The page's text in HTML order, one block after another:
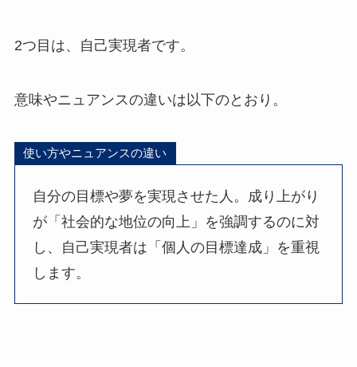
2つ目は、自己実現者です。
意味やニュアンスの違いは以下のとおり。
使い方やニュアンスの違い
自分の目標や夢を実現させた人。成り上がり
が「社会的な地位の向上」を強調するのに対
し、自己実現者は「個人の目標達成」を重視
します。